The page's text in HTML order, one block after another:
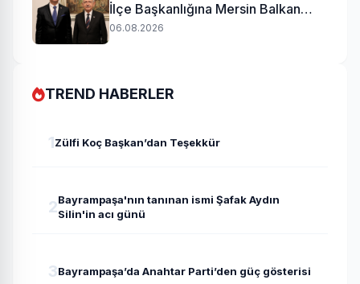
İlçe Başkanlığına Mersin Balkan
atandı
06.08.2026
TREND HABERLER
1Zülfi Koç Başkan’dan Teşekkür
2Bayrampaşa'nın tanınan ismi Şafak Aydın
Silin'in acı günü
3Bayrampaşa’da Anahtar Parti’den güç gösterisi